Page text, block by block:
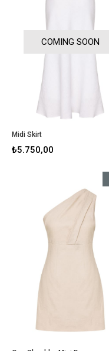
COMING SOON
Midi Skirt
₺5.750,00